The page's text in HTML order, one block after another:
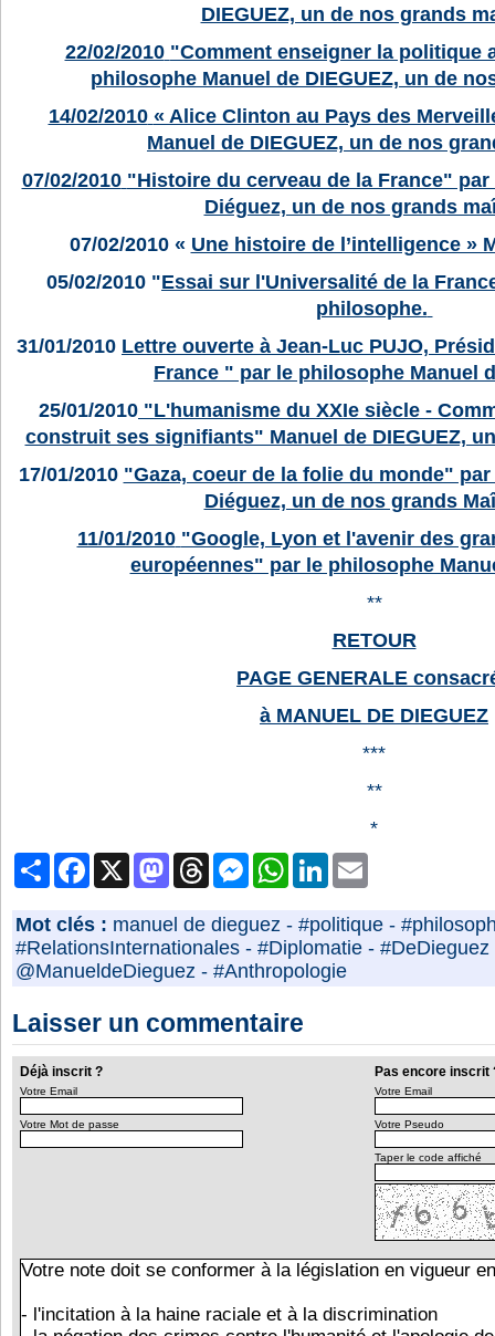
DIEGUEZ, un de nos grands
22/02/2010 "Comment enseigner la politique
philosophe Manuel de DIEGUEZ, un de
14/02/2010 « Alice Clinton au Pays des
Manuel de DIEGUEZ, un de nos
07/02/2010 "Histoire du cerveau de la France"
Diéguez, un de nos grands
07/02/2010 « Une histoire de l’intelligence »
05/02/2010 "Essai sur l'Universalité de la
philosophe.
31/01/2010 Lettre ouverte à Jean-Luc PUJO,
France " par le philosophe Manuel
25/01/2010 "L'humanisme du XXIe siècle -
construit ses signifiants" Manuel de DIEGUEZ,
17/01/2010 "Gaza, coeur de la folie du monde"
Diéguez, un de nos grands
11/01/2010 "Google, Lyon et l'avenir des
européennes" par le philosophe
**
RETOUR
PAGE GENERALE
à MANUEL DE DIEGUEZ
***
**
*
PartagerFacebook MastodonThreads MessengerWhatsAppLinkedIn
Mot clés : manuel de dieguez - #politique -
#RelationsInternationales - #Diplomatie - #DeDieguez
@ManueldeDieguez - #Anthropologie
Laisser un commentaire
Déjà inscrit ? Pas encore inscrit
Votre Email
Votre Mot de passe
Votre Email
Votre Pseudo
Taper le code affiché